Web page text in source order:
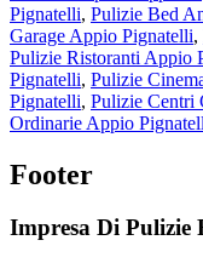
Pignatelli, Pulizie Bed
Garage Appio Pignatelli,
Pulizie Ristoranti Appio
Pignatelli, Pulizie
Pignatelli, Pulizie Centri
Ordinarie Appio
Footer
Impresa Di Pulizie